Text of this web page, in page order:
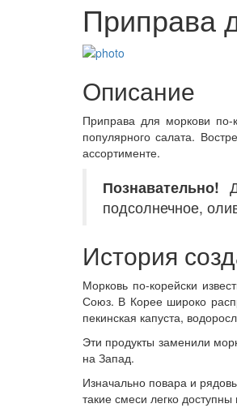
Приправа
Описание
Приправа для моркови по-
популярного салата.
ассортименте.
Познавательно!
подсолнечное,
История
Морковь по-корейски
Союз. В Корее широко
пекинская капуста,
Эти продукты заменили
на Запад.
Изначально повара и
такие смеси легко